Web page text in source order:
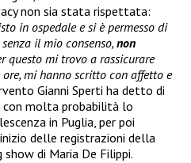
non sia stata rispettata:
in ospedale e si è permesso di
il mio consenso, non
questo mi trovo a rassicurare
mi hanno scritto con affetto e
Gianni Sperti ha detto di
con molta probabilità lo
in Puglia, per poi
delle registrazioni della
di Maria De Filippi.